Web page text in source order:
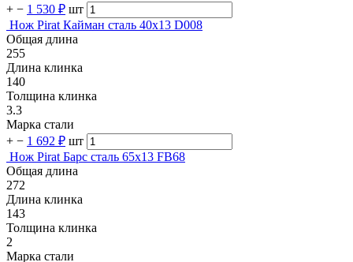
+ − 1 530 ₽ шт
Нож Pirat Кайман сталь 40х13 D008
Общая длина
255
Длина клинка
140
Толщина клинка
3.3
Марка стали
+ − 1 692 ₽ шт
Нож Pirat Барс сталь 65х13 FB68
Общая длина
272
Длина клинка
143
Толщина клинка
2
Марка стали